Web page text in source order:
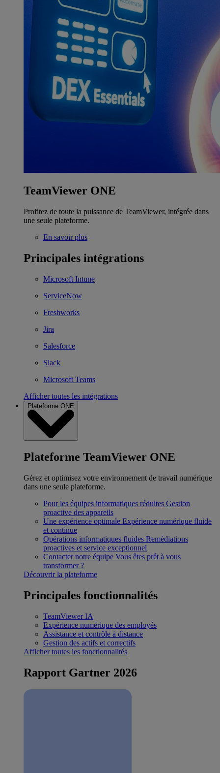
TeamViewer ONE
Profitez de toute la puissance de TeamViewer, intégrée dans
une seule plateforme.
En savoir plus
Principales intégrations
Microsoft Intune
ServiceNow
Freshworks
Jira
Salesforce
Slack
Microsoft Teams
Afficher toutes les intégrations
Plateforme ONE
Plateforme TeamViewer ONE
Gérez et optimisez votre environnement de travail numérique
dans une seule plateforme.
Pour les équipes informatiques réduites Gestion
proactive des appareils
Une expérience optimale Expérience numérique fluide
et continue
Opérations informatiques fluides Remédiations
proactives et service exceptionnel
Contacter notre équipe Vous êtes prêt à vous
transformer ?
Découvrir la plateforme
Principales fonctionnalités
TeamViewer IA
Expérience numérique des employés
Assistance et contrôle à distance
Gestion des actifs et correctifs
Afficher toutes les fonctionnalités
Rapport Gartner 2026